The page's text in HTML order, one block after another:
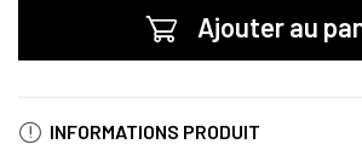
Ajouter au
INFORMATIONS PRODUIT